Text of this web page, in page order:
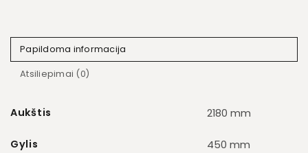
Papildoma informacija
Atsiliepimai (0)
Aukštis 2180 mm
Gylis 450 mm